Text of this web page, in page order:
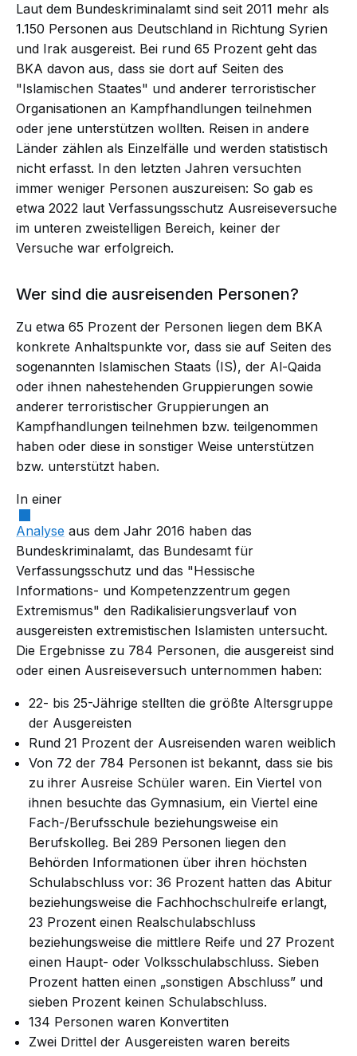
Laut dem Bundeskriminalamt sind seit 2011 mehr als
1.150 Personen aus Deutschland in Richtung Syrien
und Irak ausgereist. Bei rund 65 Prozent geht das
BKA davon aus, dass sie dort auf Seiten des
"Islamischen Staates" und anderer terroristischer
Organisationen an Kampfhandlungen teilnehmen
oder jene unterstützen wollten. Reisen in andere
Länder zählen als Einzelfälle und werden statistisch
nicht erfasst. In den letzten Jahren versuchten
immer weniger Personen auszureisen: So gab es
etwa 2022 laut Verfassungsschutz Ausreiseversuche
im unteren zweistelligen Bereich, keiner der
Versuche war erfolgreich.
Wer sind die ausreisenden Personen?
Zu etwa 65 Prozent der Personen liegen dem BKA
konkrete Anhaltspunkte vor, dass sie auf Seiten des
sogenannten Islamischen Staats (IS), der Al-Qaida
oder ihnen nahestehenden Gruppierungen sowie
anderer terroristischer Gruppierungen an
Kampfhandlungen teilnehmen bzw. teilgenommen
haben oder diese in sonstiger Weise unterstützen
bzw. unterstützt haben.
In einer
Analyse aus dem Jahr 2016 haben das
Bundeskriminalamt, das Bundesamt für
Verfassungsschutz und das "Hessische
Informations- und Kompetenzzentrum gegen
Extremismus" den Radikalisierungsverlauf von
ausgereisten extremistischen Islamisten untersucht.
Die Ergebnisse zu 784 Personen, die ausgereist sind
oder einen Ausreiseversuch unternommen haben:
22- bis 25-Jährige stellten die größte Altersgruppe
der Ausgereisten
Rund 21 Prozent der Ausreisenden waren weiblich
Von 72 der 784 Personen ist bekannt, dass sie bis
zu ihrer Ausreise Schüler waren. Ein Viertel von
ihnen besuchte das Gymnasium, ein Viertel eine
Fach-/Berufsschule beziehungsweise ein
Berufskolleg. Bei 289 Personen liegen den
Behörden Informationen über ihren höchsten
Schulabschluss vor: 36 Prozent hatten das Abitur
beziehungsweise die Fachhochschulreife erlangt,
23 Prozent einen Realschulabschluss
beziehungsweise die mittlere Reife und 27 Prozent
einen Haupt- oder Volksschulabschluss. Sieben
Prozent hatten einen „sonstigen Abschluss” und
sieben Prozent keinen Schulabschluss.
134 Personen waren Konvertiten
Zwei Drittel der Ausgereisten waren bereits